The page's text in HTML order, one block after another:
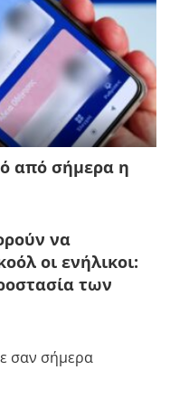
από σήμερα η
να
οι ενήλικοι:
των